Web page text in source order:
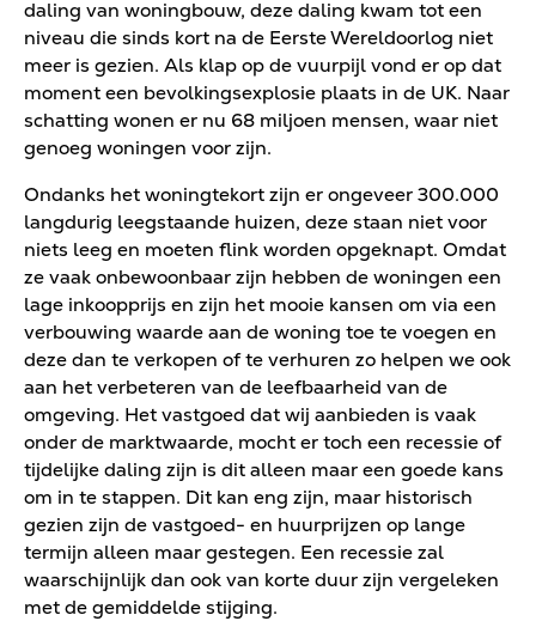
daling van woningbouw, deze daling kwam tot een
niveau die sinds kort na de Eerste Wereldoorlog niet
meer is gezien. Als klap op de vuurpijl vond er op dat
moment een bevolkingsexplosie plaats in de UK. Naar
schatting wonen er nu 68 miljoen mensen, waar niet
genoeg woningen voor zijn.
Ondanks het woningtekort zijn er ongeveer 300.000
langdurig leegstaande huizen, deze staan niet voor
niets leeg en moeten flink worden opgeknapt. Omdat
ze vaak onbewoonbaar zijn hebben de woningen een
lage inkoopprijs en zijn het mooie kansen om via een
verbouwing waarde aan de woning toe te voegen en
deze dan te verkopen of te verhuren zo helpen we ook
aan het verbeteren van de leefbaarheid van de
omgeving. Het vastgoed dat wij aanbieden is vaak
onder de marktwaarde, mocht er toch een recessie of
tijdelijke daling zijn is dit alleen maar een goede kans
om in te stappen. Dit kan eng zijn, maar historisch
gezien zijn de vastgoed- en huurprijzen op lange
termijn alleen maar gestegen. Een recessie zal
waarschijnlijk dan ook van korte duur zijn vergeleken
met de gemiddelde stijging.